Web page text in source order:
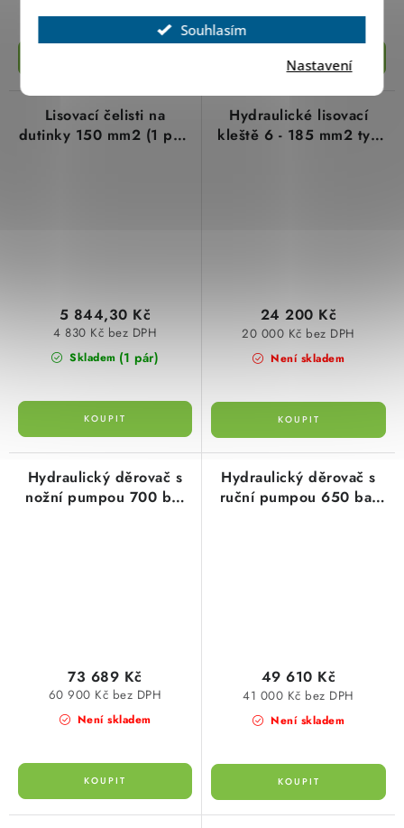
Souhlasím
Nastavení
Lisovací čelisti na
dutinky 150 mm2 (1 pár)
Skladem (1 pár)
4 830 Kč bez DPH
5 844,30 Kč
Hydraulické lisovací
kleště 6 - 185 mm2 typ
Není skladem
20 000 Kč bez DPH
24 200 Kč
Hydraulický děrovač s
nožní pumpou 700 bar
Není skladem
60 900 Kč bez DPH
73 689 Kč
Hydraulický děrovač s
ruční pumpou 650 bar
Není skladem
41 000 Kč bez DPH
49 610 Kč